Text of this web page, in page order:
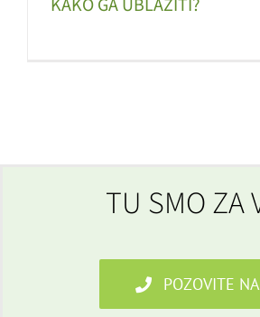
KAKO GA UBLAŽITI?
TU SMO ZA
POZOVITE